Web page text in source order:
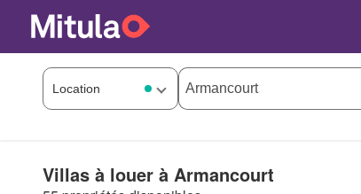
Villas à louer à Armancourt